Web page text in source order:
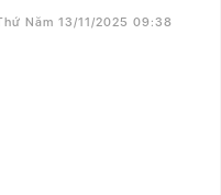
Năm 13/11/2025 09:38